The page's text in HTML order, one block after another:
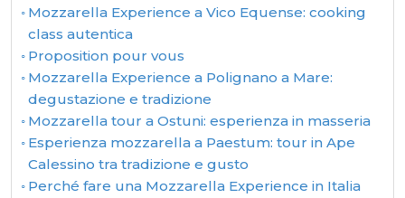
Mozzarella Experience a Vico Equense: cooking
class autentica
Proposition pour vous
Mozzarella Experience a Polignano a Mare:
degustazione e tradizione
Mozzarella tour a Ostuni: esperienza in masseria
Esperienza mozzarella a Paestum: tour in Ape
Calessino tra tradizione e gusto
Perché fare una Mozzarella Experience in Italia